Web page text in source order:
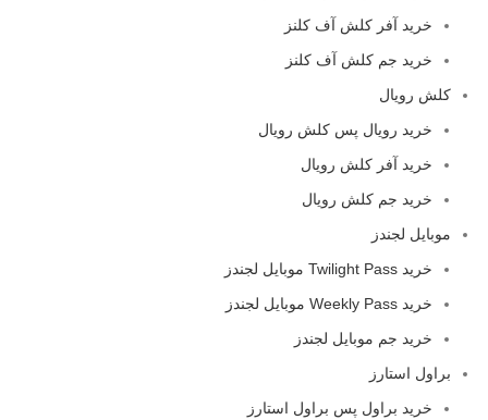
خرید آفر کلش آف کلنز
خرید جم کلش آف کلنز
کلش رویال
خرید رویال پس کلش رویال
خرید آفر کلش رویال
خرید جم کلش رویال
موبایل لجندز
خرید Twilight Pass موبایل لجندز
خرید Weekly Pass موبایل لجندز
خرید جم موبایل لجندز
براول استارز
خرید براول پس براول استارز